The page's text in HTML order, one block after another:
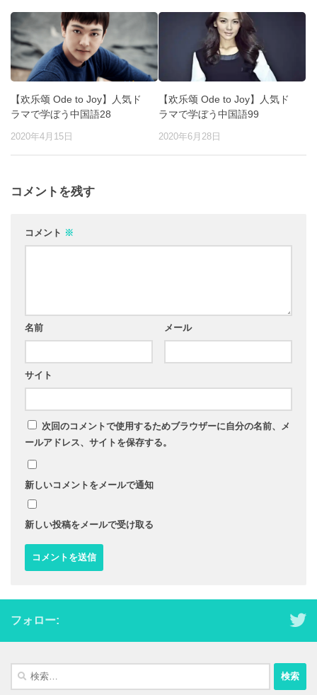
【欢乐颂 Ode to Joy】人気ド
ラマで学ぼう中国語28
2020年4月15日
【欢乐颂 Ode to Joy】人気ド
ラマで学ぼう中国語99
2020年6月28日
コメントを残す
コメント ※
名前 メール
サイト
次回のコメントで使用するためブラウザーに自分の名前、メ
ールアドレス、サイトを保存する。
新しいコメントをメールで通知
新しい投稿をメールで受け取る
フォロー:
検